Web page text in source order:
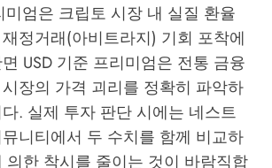
미엄은 크립토 시장 내 실질 환율
정거래(아비트라지) 기회 포착에
USD 기준 프리미엄은 전통 금융
장의 가격 괴리를 정확히 파악하
. 실제 투자 판단 시에는 네스트
니티에서 두 수치를 함께 비교하
의한 착시를 줄이는 것이 바람직합